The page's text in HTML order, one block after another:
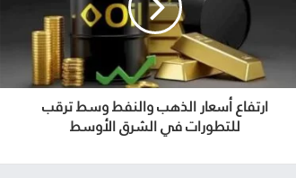
ارتفاع أسعار الذهب والنفط وسط ترقب
للتطورات في الشرق الأوسط